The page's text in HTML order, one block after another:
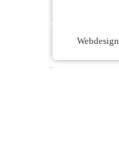
Webdesign